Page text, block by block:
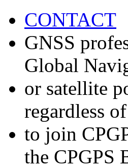
CONTACT
GNSS
Global
or satellite
regardless
to join
the CPGPS